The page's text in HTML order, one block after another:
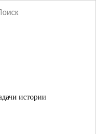
истории